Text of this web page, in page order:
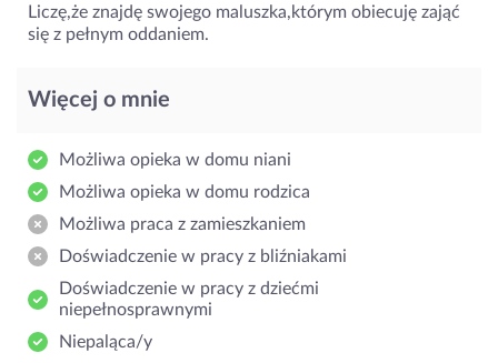
Liczę,że znajdę swojego maluszka,którym obiecuję zająć
się z pełnym oddaniem.
Więcej o mnie
Możliwa opieka w domu niani
Możliwa opieka w domu rodzica
Możliwa praca z zamieszkaniem
Doświadczenie w pracy z bliźniakami
Doświadczenie w pracy z dziećmi
niepełnosprawnymi
Niepaląca/y